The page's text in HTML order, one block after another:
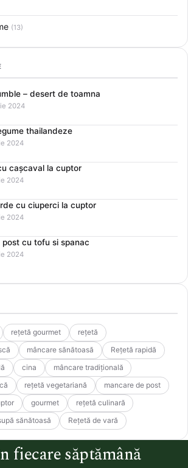
(13)
– desert de toamna
2024
thailandeze
2024
cașcaval la cuptor
2024
cu ciuperci la cuptor
2024
post cu tofu si spanac
2024
rețetă gourmet
rețetă
mâncare sănătoasă
Rețetă rapidă
cina
mâncare tradițională
rețetă vegetariană
mancare de post
gourmet
rețetă culinară
sănătoasă Rețetă de vară
fiecare săptămână